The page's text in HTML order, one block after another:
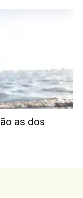
as dos